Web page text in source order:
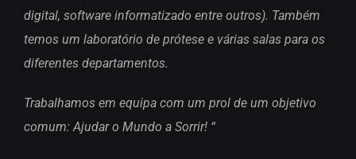
digital, software informatizado entre outros). Também
temos um laboratório de prótese e várias salas para os
diferentes departamentos.
Trabalhamos em equipa com um prol de um objetivo
comum: Ajudar o Mundo a Sorrir! “